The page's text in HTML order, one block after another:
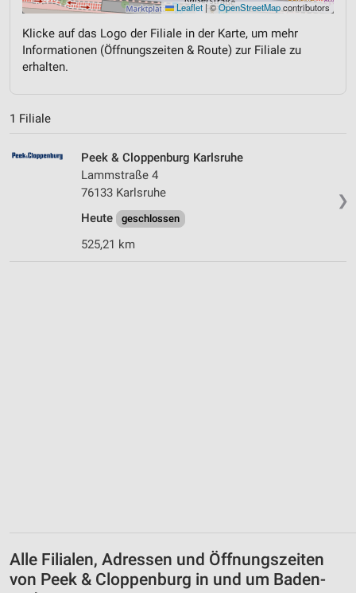
Leaflet |©OpenStreetMapcontributors
Klicke auf das Logo der Filiale in der Karte, um mehr
Informationen (Öffnungszeiten & Route) zur Filiale zu
erhalten.
1 Filiale
❯
Peek & Cloppenburg Karlsruhe
Lammstraße 4
76133 Karlsruhe
Heute
geschlossen
525,21 km
Alle Filialen, Adressen und Öffnungszeiten
von Peek & Cloppenburg in und um Baden-